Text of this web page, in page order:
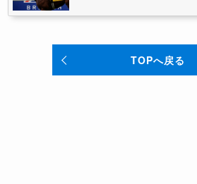
TOPへ戻る